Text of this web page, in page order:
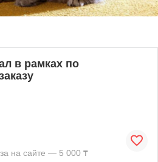
в рамках по
на сайте — 5 000 ₸